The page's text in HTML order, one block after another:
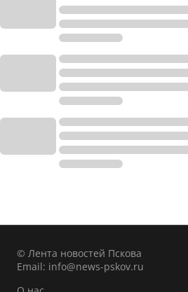
© Лента новостей Пскова
Email: info@news-pskov.ru